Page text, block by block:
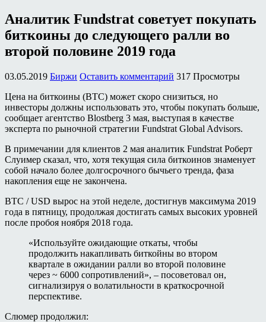
Аналитик Fundstrat советует покупать
биткоины до следующего ралли во
второй половине 2019 года
03.05.2019 Биржи Оставить комментарий 317 Просмотры
Цена на биткоины (BTC) может скоро снизиться, но
инвесторы должны использовать это, чтобы покупать больше,
сообщает агентство Blostberg 3 мая, выступая в качестве
эксперта по рыночной стратегии Fundstrat Global Advisors.
В примечании для клиентов 2 мая аналитик Fundstrat Роберт
Слуимер сказал, что, хотя текущая сила биткоинов знаменует
собой начало более долгосрочного бычьего тренда, фаза
накопления еще не закончена.
BTC / USD вырос на этой неделе, достигнув максимума 2019
года в пятницу, продолжая достигать самых высоких уровней
после пробоя ноября 2018 года.
«Используйте ожидающие откаты, чтобы
продолжить накапливать биткойны во втором
квартале в ожидании ралли во второй половине
через ~ 6000 сопротивлений», – посоветовал он,
сигнализируя о волатильности в краткосрочной
перспективе.
Слюмер продолжил: